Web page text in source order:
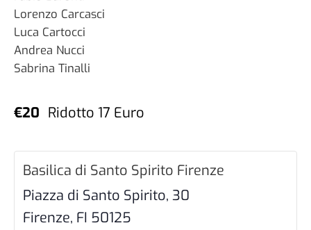
Lorenzo Carcasci
Luca Cartocci
Andrea Nucci
Sabrina Tinalli
€20 Ridotto 17 Euro
Basilica di Santo Spirito Firenze
Piazza di Santo Spirito, 30
Firenze, FI 50125